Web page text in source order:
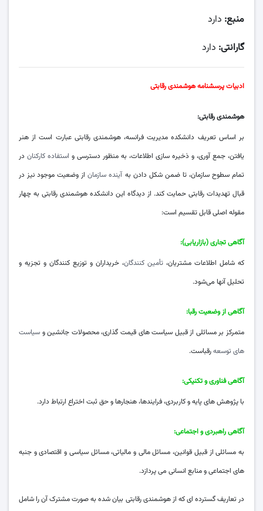
منبع: دارد
گارانتی: دارد
ادبیات پرسشنامه هوشمندی رقابتی
هوشمندی رقابتی:
بر اساس تعریف دانشکده مدیریت فرانسه، هوشمندی رقابتی عبارت است از هنر
یافتن، جمع آوری، و ذخیره سازی اطلاعات، به منظور دسترسی و استفاده کارکنان در
تمام سطوح سازمان، تا ضمن شکل دادن بهآینده سازماناز وضعیت موجود نیز در
قبال تهدیدات رقابتی حمایت کند. از دیدگاه این دانشکده هوشمندی رقابتی به چهار
مقوله اصلی قابل تقسیم است:
آگاهی تجاری (بازاریابی):
که شامل اطلاعات مشتریان، تأمین کنندگان، خریداران و توزیع کنندگان و تجزیه و
تحلیل آنها می‌شود.
آگاهی از وضعیت رقبا:
متمرکز بر مسائلی از قبیل سیاست های قیمت گذاری، محصولات جانشین و سیاست
های توسعهرقباست.
آگاهی فناوری و تکنیکی:
با پژوهش های پایه و کاربردی، فرایندها، هنجارها و حق ثبت اختراع ارتباط دارد.
آگاهی راهبردی و اجتماعی:
به مسائلی از قبیل قوانین، مسائل مالی و مالیاتی، مسائل سیاسی و اقتصادی و جنبه
های اجتماعی و منابع انسانی می پردازد.
در تعاریف گسترده ای که از هوشمندی رقابتی بیان شده به صورت مشترک آن را شامل